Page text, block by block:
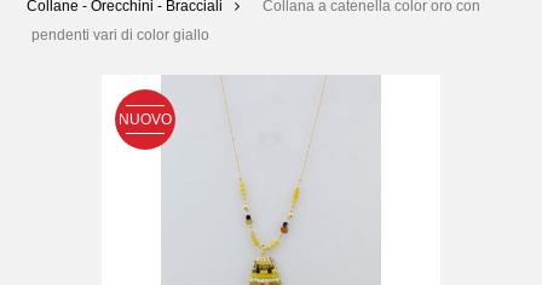
Collane - Orecchini - Bracciali
Collana a catenella color oro con
pendenti vari di color giallo
NUOVO